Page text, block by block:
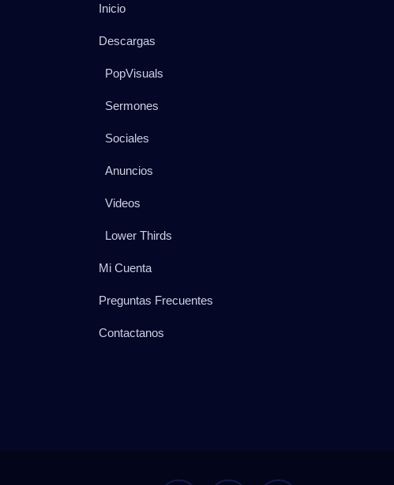
Inicio
Descargas
PopVisuals
Sermones
Sociales
Anuncios
Videos
Lower Thirds
Mi Cuenta
Preguntas Frecuentes
Contactanos